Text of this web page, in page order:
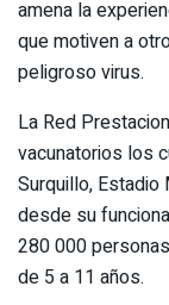
amena la
que motiven a
peligroso virus.
La Red
vacunatorios los
Surquillo, Estadio
desde su
280 000
de 5 a 11 años.